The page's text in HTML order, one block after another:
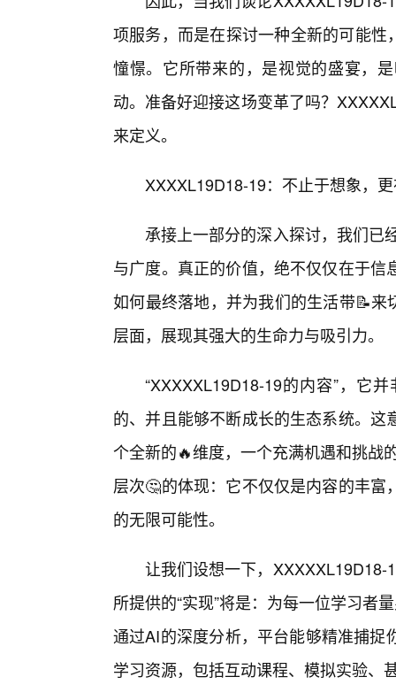
项服务，而是在探讨一种全新的可能
憧憬。它所带来的，是视觉的盛宴，
动。准备好迎接这场变革了吗？
来定义。
XXXXL19D18-19：不止于想象，
承接上一部分的深入探讨，我们已
与广度。真正的价值，绝不仅仅在于
如何最终落地，并为我们的生活带📝来
层面，展现其强大的生命力与吸引力。
“XXXXXL19D18-19的内容”，它
的、并且能够不断成长的生态系统。
个全新的🔥维度，一个充满机遇和挑战
层次🤔的体现：它不仅仅是内容的丰
的无限可能性。
让我们设想一下，
所提供的“实现”将是：为每一位学习者
通过AI的深度分析，平台能够精准捕
学习资源，包括互动课程、模拟实验、